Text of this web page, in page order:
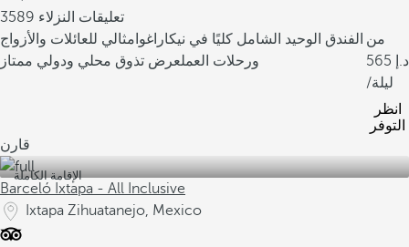
3589 تعليقات النزلاء
الفندق الوحيد الشامل كليًا في نيكاراغوا مثالي للعائلات والأزواج
ورحلات العملعرض تذوق محلي ودولي ممتاز
من
565
/ليلة
انظر
التوفر
قارن
الإقامة الكاملة
Barceló Ixtapa - All Inclusive
Ixtapa Zihuatanejo, Mexico